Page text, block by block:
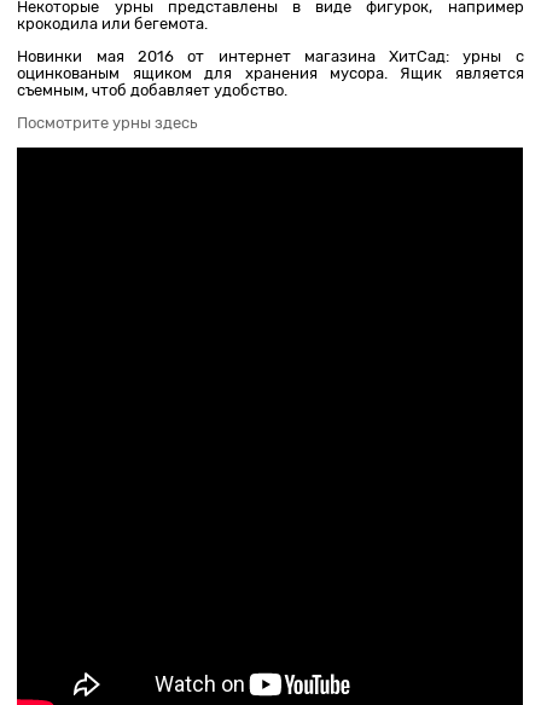
Некоторые урны представлены в виде фигурок, например
крокодила или бегемота.
Новинки мая 2016 от интернет магазина ХитСад: урны с
оцинкованым ящиком для хранения мусора. Ящик является
съемным, чтоб добавляет удобство.
Посмотрите урны здесь